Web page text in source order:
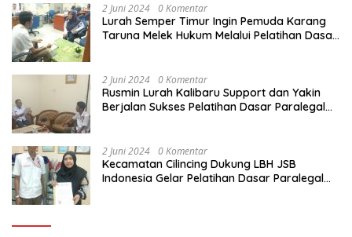
2 Juni 2024 0 Komentar
Lurah Semper Timur Ingin Pemuda Karang
Taruna Melek Hukum Melalui Pelatihan Dasar
2 Juni 2024 0 Komentar
Rusmin Lurah Kalibaru Support dan Yakin
Berjalan Sukses Pelatihan Dasar Paralegal
2 Juni 2024 0 Komentar
Kecamatan Cilincing Dukung LBH JSB
Indonesia Gelar Pelatihan Dasar Paralegal